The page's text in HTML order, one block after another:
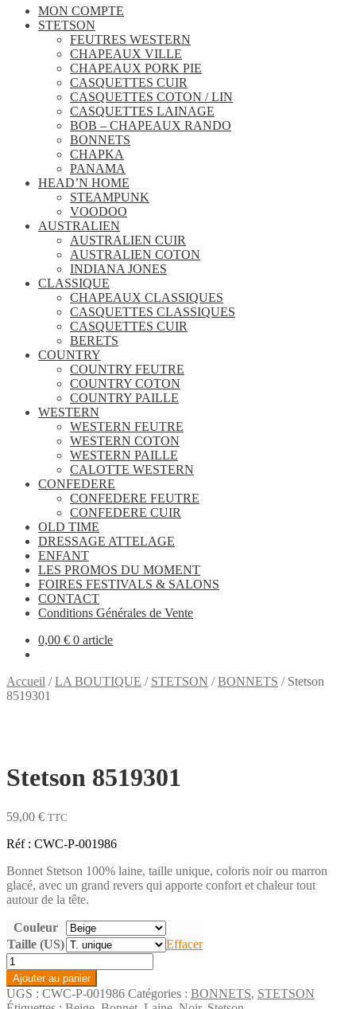
MON COMPTE
STETSON
FEUTRES WESTERN
CHAPEAUX VILLE
CHAPEAUX PORK PIE
CASQUETTES CUIR
CASQUETTES COTON / LIN
CASQUETTES LAINAGE
BOB – CHAPEAUX RANDO
BONNETS
CHAPKA
PANAMA
HEAD’N HOME
STEAMPUNK
VOODOO
AUSTRALIEN
AUSTRALIEN CUIR
AUSTRALIEN COTON
INDIANA JONES
CLASSIQUE
CHAPEAUX CLASSIQUES
CASQUETTES CLASSIQUES
CASQUETTES CUIR
BERETS
COUNTRY
COUNTRY FEUTRE
COUNTRY COTON
COUNTRY PAILLE
WESTERN
WESTERN FEUTRE
WESTERN COTON
WESTERN PAILLE
CALOTTE WESTERN
CONFEDERE
CONFEDERE FEUTRE
CONFEDERE CUIR
OLD TIME
DRESSAGE ATTELAGE
ENFANT
LES PROMOS DU MOMENT
FOIRES FESTIVALS & SALONS
CONTACT
Conditions Générales de Vente
0,00 € 0 article
Accueil /LA BOUTIQUE / STETSON /BONNETS / Stetson
8519301
Stetson 8519301
59,00 € TTC
Réf : CWC-P-001986
Bonnet Stetson 100% laine, taille unique, coloris noir ou marron
glacé, avec un grand revers qui apporte confort et chaleur tout
autour de la tête.
Couleur
Taille (US)
Effacer
quantité
de
Stetson
8519301
Ajouter au panier
UGS : CWC-P-001986 Catégories : BONNETS, STETSON